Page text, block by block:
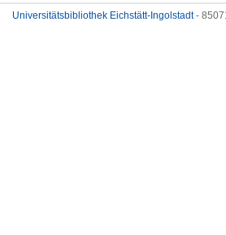
Universitätsbibliothek Eichstätt-Ingolstadt-